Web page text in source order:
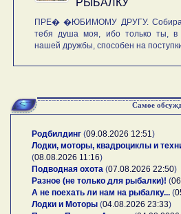
ПРЕ� �ЮБИМОМУ ДРУГУ.
тебя душа моя, ибо только ты, в
нашей дружбы, способен на поступки
Самое
Родбилдинг (09.08.2026 12:51 )
Лодки, моторы, квадроциклы и
(08.08.2026 11:16)
Подводная охота (07.08.2026 22:50)
Разное (не только для рыбалки)! (
А не поехать ли нам на рыбалку... (
Лодки и Моторы (04.08.2026 23:33)